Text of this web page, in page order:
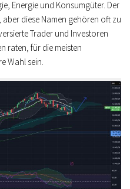
Energie und Konsumgüter. Der
diese Namen gehören oft zu
Trader und Investoren
raten, für die meisten
Wahl sein.